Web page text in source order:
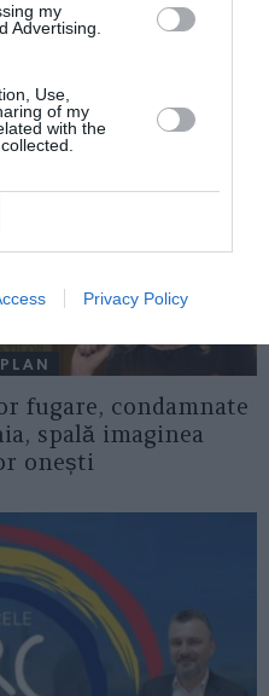
my
Advertising.
Use,
of my
with the
Privacy Policy
DORI DE
fugare, condamnate
spală imaginea
onești